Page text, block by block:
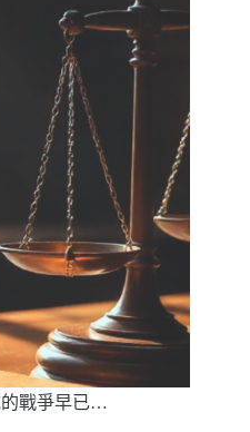
的戰爭早已…